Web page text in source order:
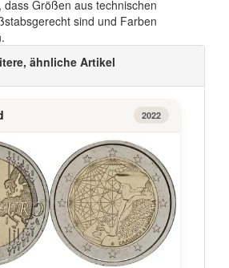
dass Größen aus technischen
sind und Farben
ähnliche Artikel
2022